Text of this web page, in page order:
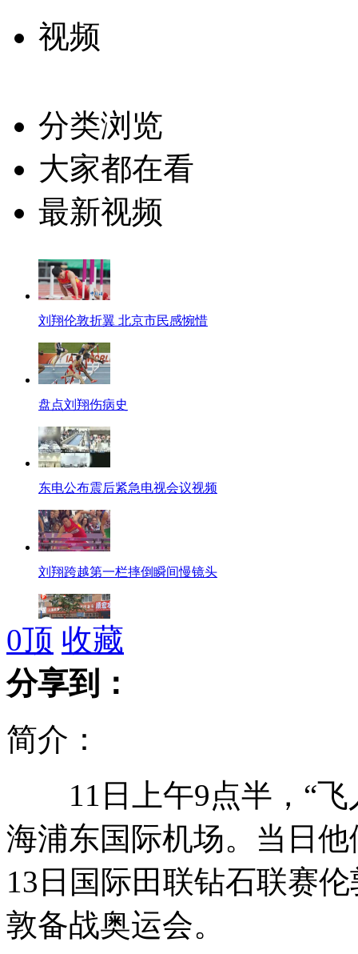
视频
分类浏览
大家都在看
最新视频
刘翔伦敦折翼 北京市民感惋惜
盘点刘翔伤病史
东电公布震后紧急电视会议视频
刘翔跨越第一栏摔倒瞬间慢镜头
丹东疯传上级检查 商铺纷纷关门
日东电公布地震后紧急电视会议视频
海葵已经加强为强台风 风力达14级
0顶 收藏
分享到：
简介：
11日上午9点半，“飞
海浦东国际机场。当日
13日国际田联钻石联赛
敦备战奥运会。